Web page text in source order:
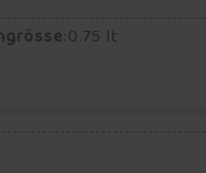
:0.75 lt